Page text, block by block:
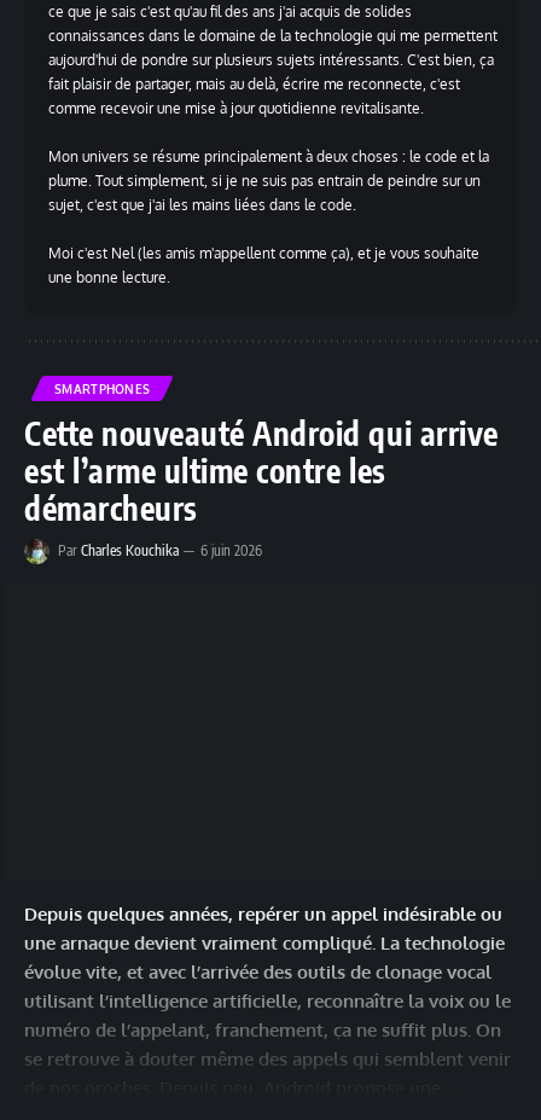
ce que je sais c'est qu'au fil des ans j'ai acquis de solides
connaissances dans le domaine de la technologie qui me permettent
aujourd'hui de pondre sur plusieurs sujets intéressants. C'est bien, ça
fait plaisir de partager, mais au delà, écrire me reconnecte, c'est
comme recevoir une mise à jour quotidienne revitalisante.
Mon univers se résume principalement à deux choses : le code et la
plume. Tout simplement, si je ne suis pas entrain de peindre sur un
sujet, c'est que j'ai les mains liées dans le code.
Moi c'est Nel (les amis m'appellent comme ça), et je vous souhaite
une bonne lecture.
SMARTPHONES
Cette nouveauté Android qui arrive
est l’arme ultime contre les
démarcheurs
Par Charles Kouchika 6 juin 2026
Depuis quelques années, repérer un appel indésirable ou
une arnaque devient vraiment compliqué. La technologie
évolue vite, et avec l’arrivée des outils de clonage vocal
utilisant l’intelligence artificielle, reconnaître la voix ou le
numéro de l’appelant, franchement, ça ne suffit plus. On
se retrouve à douter même des appels qui semblent venir